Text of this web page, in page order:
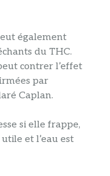
également
du THC.
contrer l’effet
par
Caplan.
si elle frappe,
et l’eau est